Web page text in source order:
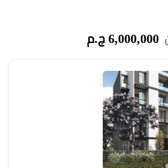
6,000,000 ج.م